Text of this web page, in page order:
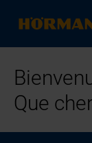
Que